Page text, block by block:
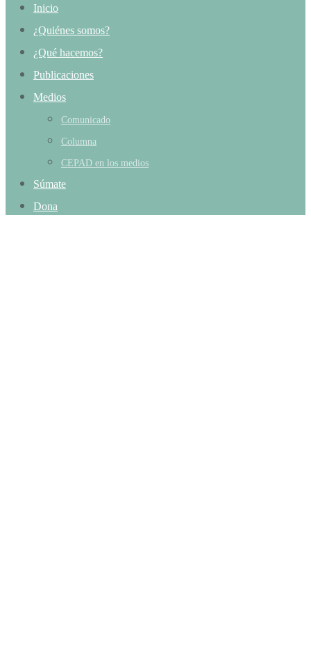
Inicio
¿Quiénes somos?
¿Qué hacemos?
Publicaciones
Medios
Comunicado
Columna
CEPAD en los medios
Súmate
Dona